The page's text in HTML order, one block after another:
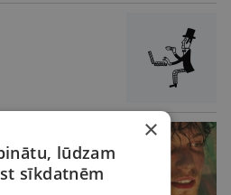
×
lūdzam
sīkdatnēm